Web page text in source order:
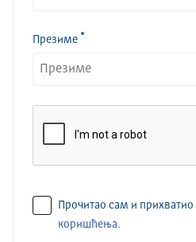
Презиме
Прочитао сам и прихватио
коришћења.